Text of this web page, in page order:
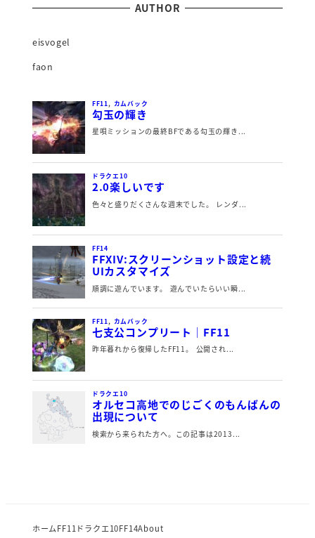
AUTHOR
eisvogel
faon
ホームFF11 ドラクエ10FF14About